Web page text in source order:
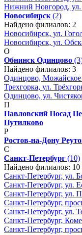
Нижний Новгород,
Новосибирск (2)
Найдено филиалов: 2
Новосибирск, ул.
Новосибирск, ул.
О
Обнинск Одинцово
Найдено филиалов: 3
Одинцово, Можайское
Трехгорка, ул.
Одинцово, ул.
П
Павловский Посад
Путилково
Р
Ростов-на-Дону
С
Санкт-Петербург (10)
Найдено филиалов: 10
Санкт-Петербург, ул.
Санкт-Петербург, ул.
Санкт-Петербург, ул.
Санкт-Петербург,
Санкт-Петербург, ул.
Санкт-Петербург,
Санкт-Петербург,